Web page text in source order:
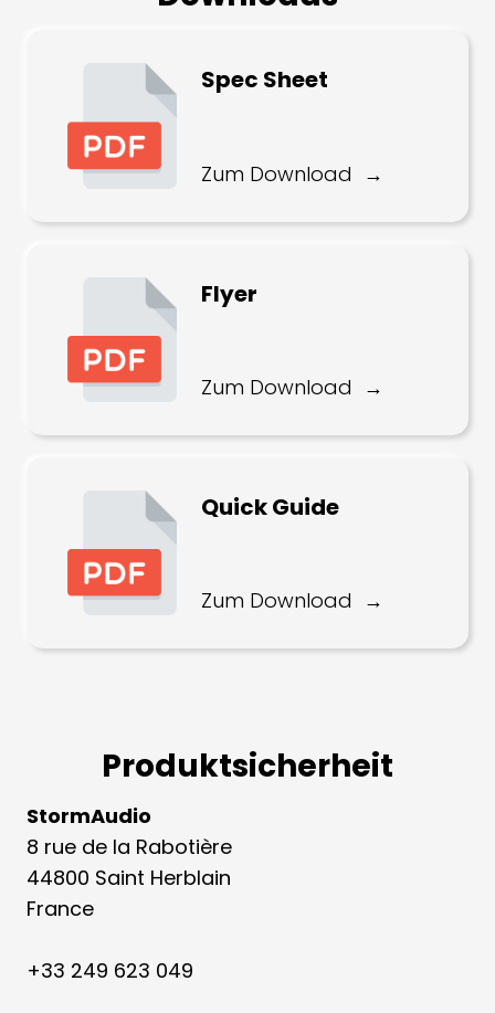
Spec Sheet
Zum Download
Flyer
Zum Download
Quick Guide
Zum Download
Produktsicherheit
StormAudio
8 rue de la Rabotière
44800 Saint Herblain
France
+33 249 623 049